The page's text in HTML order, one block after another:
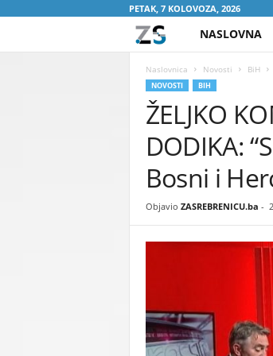
PETAK, 7 KOLOVOZA, 2026
A
S
R
E
B
R
N
I
NASLOVNA
Naslovnica Novosti BiH
NOVOSTI BIH
ŽELJKO
DODIKA:
Bosni i
Objavio ZASREBRENICU.ba -